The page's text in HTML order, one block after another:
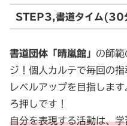
STEP3,書道タイム(30
書道団体「晴嵐館」 の師
ジ！個人カルテで毎回の指
レベルアップを目指しま
ろ押しです！
自分を表現する活動は、